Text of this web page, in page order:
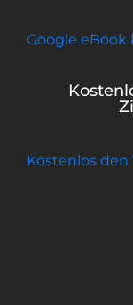
Google
Kostenlos